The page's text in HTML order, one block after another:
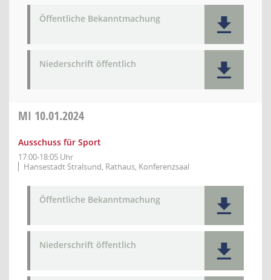
Öffentliche Bekanntmachung
Niederschrift öffentlich
MI 10.01.2024
Ausschuss für Sport
17:00-18:05 Uhr
Hansestadt Stralsund, Rathaus, Konferenzsaal
Öffentliche Bekanntmachung
Niederschrift öffentlich